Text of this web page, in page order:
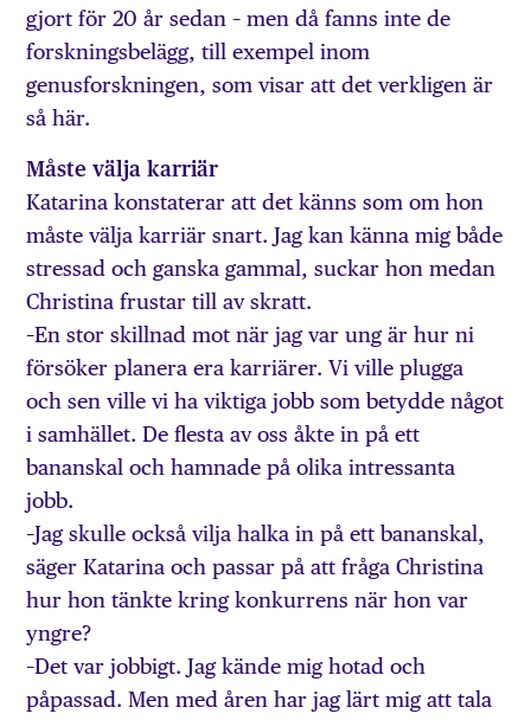
gjort för 20 år sedan – men då fanns inte de
forskningsbelägg, till exempel inom
genusforskningen, som visar att det verkligen är
så här.
Måste välja karriär
Katarina konstaterar att det känns som om hon
måste välja karriär snart. Jag kan känna mig både
stressad och ganska gammal, suckar hon medan
Christina frustar till av skratt.
–En stor skillnad mot när jag var ung är hur ni
försöker planera era karriärer. Vi ville plugga
och sen ville vi ha viktiga jobb som betydde något
i samhället. De flesta av oss åkte in på ett
bananskal och hamnade på olika intressanta
jobb.
–Jag skulle också vilja halka in på ett bananskal,
säger Katarina och passar på att fråga Christina
hur hon tänkte kring konkurrens när hon var
yngre?
–Det var jobbigt. Jag kände mig hotad och
påpassad. Men med åren har jag lärt mig att tala